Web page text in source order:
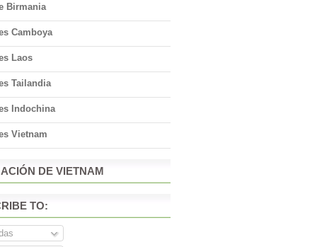
Birmania
Camboya
Laos
Tailandia
Indochina
Vietnam
DE VIETNAM
TO: